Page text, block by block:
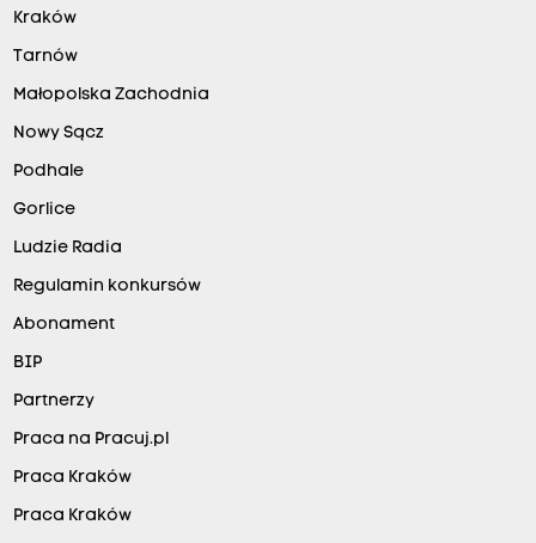
Kraków
Tarnów
Małopolska Zachodnia
Nowy Sącz
Podhale
Gorlice
Ludzie Radia
Regulamin konkursów
Abonament
BIP
Partnerzy
Praca na Pracuj.pl
Praca Kraków
Praca Kraków